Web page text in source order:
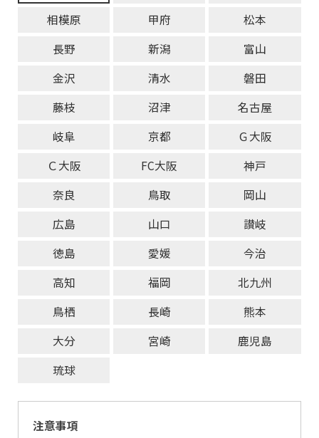
相模原
甲府
松本
長野
新潟
富山
金沢
清水
磐田
藤枝
沼津
名古屋
岐阜
京都
Ｇ大阪
Ｃ大阪
FC大阪
神戸
奈良
鳥取
岡山
広島
山口
讃岐
徳島
愛媛
今治
高知
福岡
北九州
鳥栖
長崎
熊本
大分
宮崎
鹿児島
琉球
注意事項